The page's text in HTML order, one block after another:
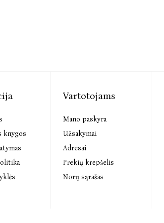
knygos
Vartotojams
Mano paskyra
Užsakymai
Adresai
Prekių krepšelis
Norų sąrašas